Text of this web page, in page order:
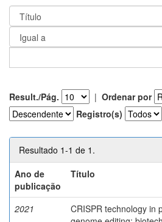
Result./Pág. | Ordenar por
Registro(s)
Resultado 1-1 de 1.
Ano de
publicação
Título
2021
CRISPR technology in